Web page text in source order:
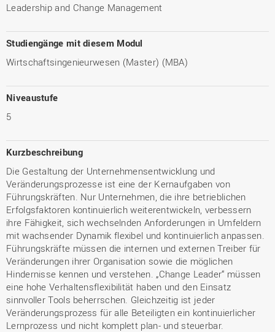
Leadership and Change Management
Studiengänge mit diesem Modul
Wirtschaftsingenieurwesen (Master) (MBA)
Niveaustufe
5
Kurzbeschreibung
Die Gestaltung der Unternehmensentwicklung und
Veränderungsprozesse ist eine der Kernaufgaben von
Führungskräften. Nur Unternehmen, die ihre betrieblichen
Erfolgsfaktoren kontinuierlich weiterentwickeln, verbessern
ihre Fähigkeit, sich wechselnden Anforderungen in Umfeldern
mit wachsender Dynamik flexibel und kontinuierlich anpassen.
Führungskräfte müssen die internen und externen Treiber für
Veränderungen ihrer Organisation sowie die möglichen
Hindernisse kennen und verstehen. „Change Leader“ müssen
eine hohe Verhaltensflexibilität haben und den Einsatz
sinnvoller Tools beherrschen. Gleichzeitig ist jeder
Veränderungsprozess für alle Beteiligten ein kontinuierlicher
Lernprozess und nicht komplett plan- und steuerbar.